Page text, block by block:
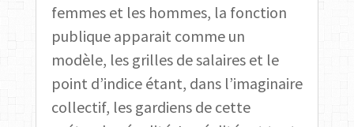
femmes et les hommes, la fonction
publique apparait comme un
modèle, les grilles de salaires et le
point d’indice étant, dans l’imaginaire
collectif, les gardiens de cette